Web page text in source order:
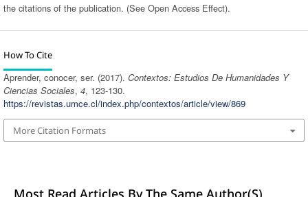
the citations of the publication. (See Open Access Effect).
How To Cite
Aprender, conocer, ser. (2017). Contextos: Estudios De Humanidades Y
Ciencias Sociales, 4, 123-130.
https://revistas.umce.cl/index.php/contextos/article/view/869
More Citation Formats